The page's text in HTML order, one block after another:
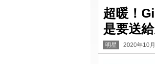
超暖！
是要送
明星 2020年10